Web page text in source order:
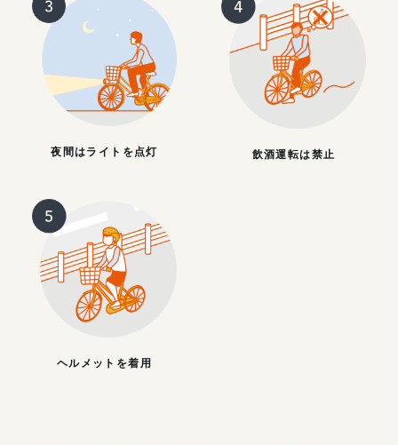
夜間はライトを点灯 飲酒運転は禁止
ヘルメットを着用